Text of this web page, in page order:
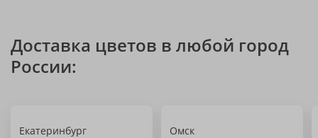
Доставка цветов в любой город
России:
Екатеринбург Омск